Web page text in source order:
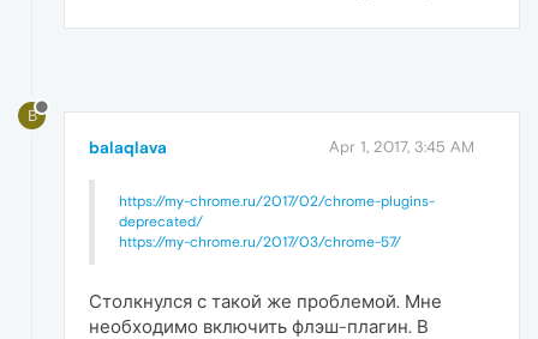
B
balaqlava Apr 1, 2017, 3:45 AM
https://my-chrome.ru/2017/02/chrome-plugins-
deprecated/
https://my-chrome.ru/2017/03/chrome-57/
Столкнулся с такой же проблемой. Мне
необходимо включить флэш-плагин. В